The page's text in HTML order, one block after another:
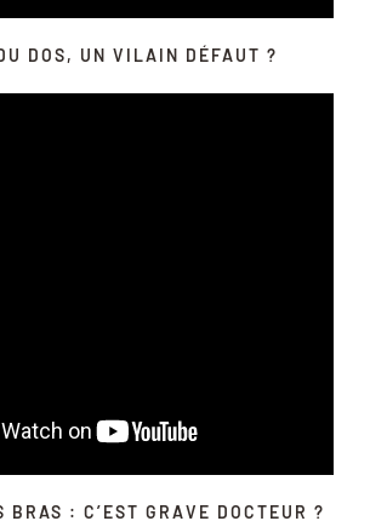
DOS, UN VILAIN DÉFAUT ?
BRAS : C’EST GRAVE DOCTEUR ?